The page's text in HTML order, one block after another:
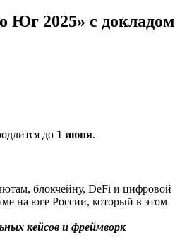
Юг 2025» с докладом
до 1 июня.
блокчейну, DeFi и цифровой
на юге России, который в этом
кейсов и фреймворк